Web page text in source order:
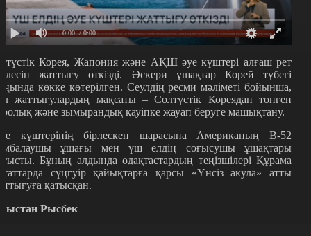
0:00 / 0:00
Корея, Жапония және АҚШ әуе күштері алғаш рет
жаттығу өткізді. Әскери ұшақтар Корей түбегі
көкке көтерілген. Сеулдің ресми мәліметі бойынша,
жаттығулардың мақсаты – Солтүстік Кореядан төнген
және зымырандық қауіпке жауап беруге машықтану.
күштерінің бірлескен шарасына Американың В-52
ұшағы мен үш елдің соғысушы ұшақтары
Бұның алдында одақтастардың теңізшілері Құрама
сүңгуір қайықтарға қарсы «Үнсіз акула» атты
қатысқан.
Рысбек